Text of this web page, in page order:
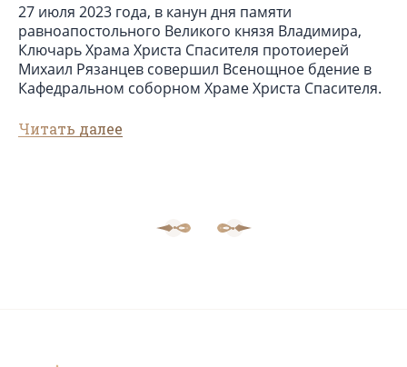
27 июля 2023 года, в канун дня памяти
равноапостольного Великого князя Владимира,
Ключарь Храма Христа Спасителя протоиерей
Михаил Рязанцев совершил Всенощное бдение в
Кафедральном соборном Храме Христа Спасителя.
Читать далее